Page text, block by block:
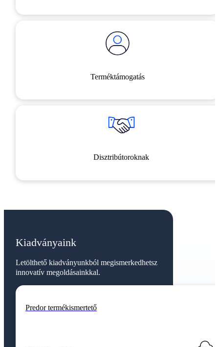
Terméktámogatás
Disztribútoroknak
Kiadványaink
Letölthető kiadványunkból megismerkedhetsz
innovatív megoldásainkkal.
Predor termékismertető